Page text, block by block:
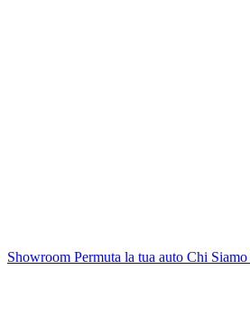
Showroom Permuta la tua auto Chi Siamo